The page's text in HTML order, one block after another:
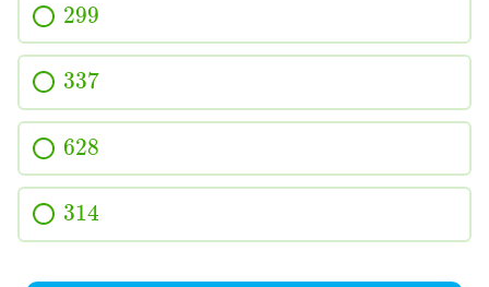
299
337
628
314